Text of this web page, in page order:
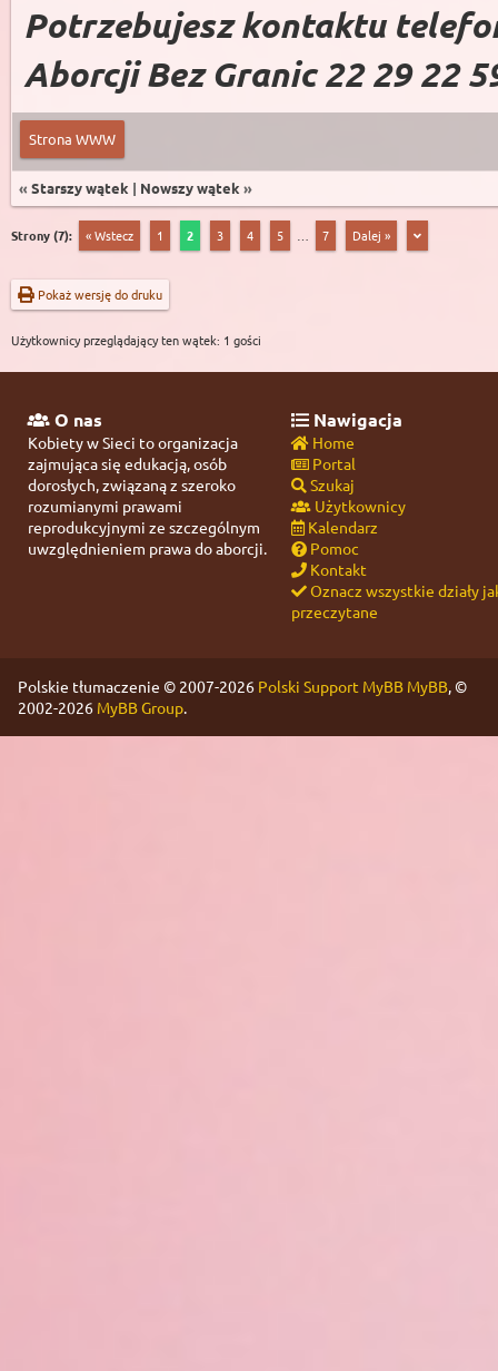
Potrzebujesz kontaktu
Aborcji Bez Granic 22 29 22
Strona WWW
« Starszy wątek | Nowszy wątek »
Strony (7): « Wstecz 1 2 3 4 5 7 Dalej »
Pokaż wersję do druku
Użytkownicy przeglądający ten wątek: 1 gości
O nas
Kobiety w Sieci to organizacja
zajmująca się edukacją, osób
dorosłych, związaną z szeroko
rozumianymi prawami
reprodukcyjnymi ze szczególnym
uwzględnieniem prawa do aborcji.
Nawigacja
Home
Portal
Szukaj
Użytkownicy
Kalendarz
Pomoc
Kontakt
Oznacz wszystkie działy
przeczytane
Polskie tłumaczenie © 2007-2026 Polski Support MyBB MyBB, ©
2002-2026 MyBB Group.